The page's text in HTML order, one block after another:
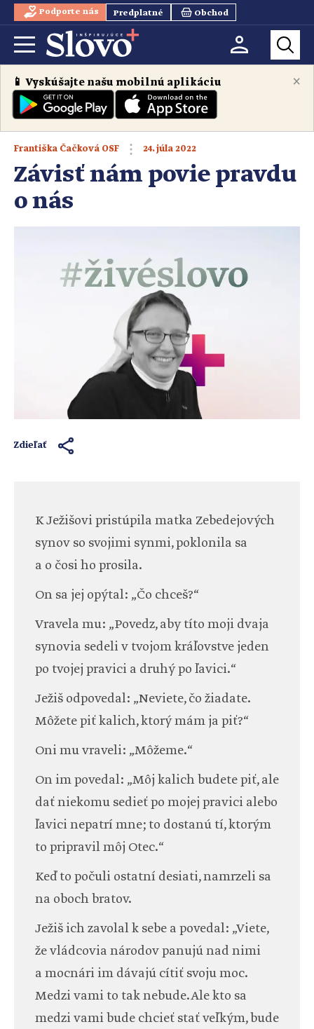
Podporte nás Predplatné Obchod
×
📱 Vyskúšajte našu mobilnú aplikáciu
Františka Čačková OSF 24. júla 2022
Závisť nám povie pravdu
o nás
Zdieľať
K Ježišovi pristúpila matka Zebedejových
synov so svojimi synmi, poklonila sa
a o čosi ho prosila.
On sa jej opýtal: „Čo chceš?“
Vravela mu: „Povedz, aby títo moji dvaja
synovia sedeli v tvojom kráľovstve jeden
po tvojej pravici a druhý po ľavici.“
Ježiš odpovedal: „Neviete, čo žiadate.
Môžete piť kalich, ktorý mám ja piť?“
Oni mu vraveli: „Môžeme.“
On im povedal: „Môj kalich budete piť, ale
dať niekomu sedieť po mojej pravici alebo
ľavici nepatrí mne; to dostanú tí, ktorým
to pripravil môj Otec.“
Keď to počuli ostatní desiati, namrzeli sa
na oboch bratov.
Ježiš ich zavolal k sebe a povedal: „Viete,
že vládcovia národov panujú nad nimi
a mocnári im dávajú cítiť svoju moc.
Medzi vami to tak nebude. Ale kto sa
medzi vami bude chcieť stať veľkým, bude